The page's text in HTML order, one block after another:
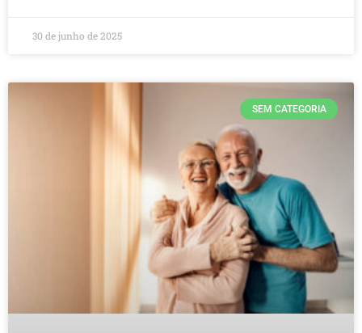
30 de junho de 2025
SEM CATEGORIA